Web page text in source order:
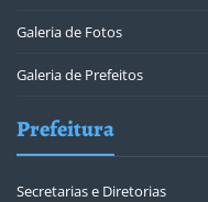
Galeria de Fotos
Galeria de Prefeitos
Prefeitura
Secretarias e Diretorias